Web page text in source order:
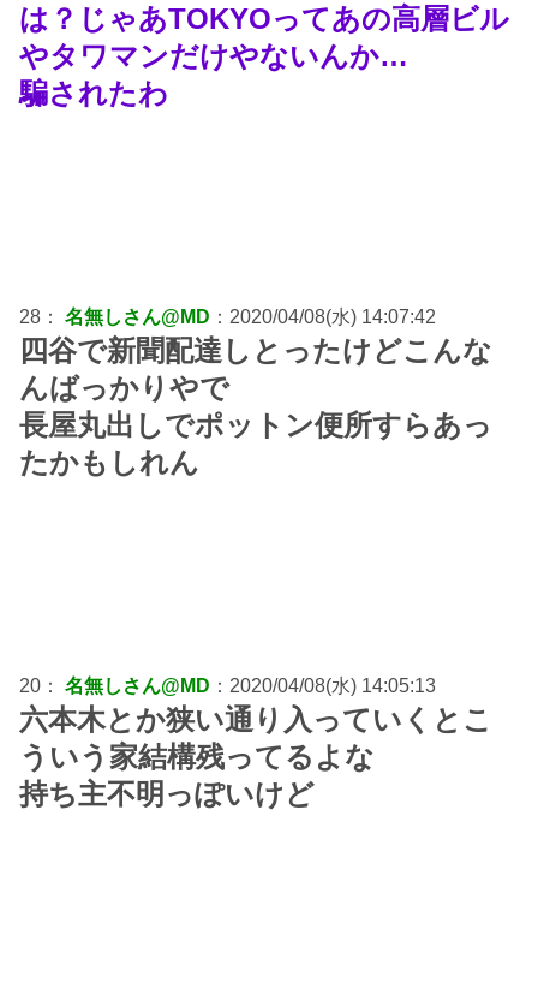
は？じゃあTOKYOってあの高層ビル
やタワマンだけやないんか…
騙されたわ
28： 名無しさん@MD ：2020/04/08(水) 14:07:42
四谷で新聞配達しとったけどこんな
んばっかりやで
長屋丸出しでポットン便所すらあっ
たかもしれん
20： 名無しさん@MD ：2020/04/08(水) 14:05:13
六本木とか狭い通り入っていくとこ
ういう家結構残ってるよな
持ち主不明っぽいけど